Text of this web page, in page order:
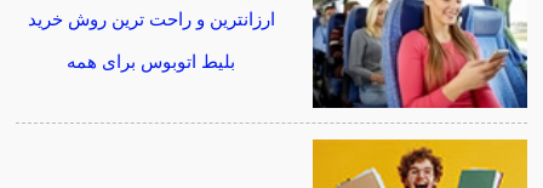
ارزانترین و راحت ترین روش خرید
بلیط اتوبوس برای همه